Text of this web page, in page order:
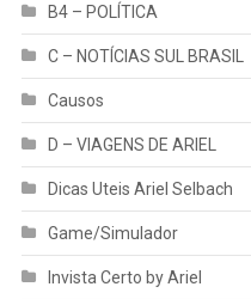
B4 – POLÍTICA
C – NOTÍCIAS SUL BRASIL
Causos
D – VIAGENS DE ARIEL
Dicas Uteis Ariel Selbach
Game/Simulador
Invista Certo by Ariel